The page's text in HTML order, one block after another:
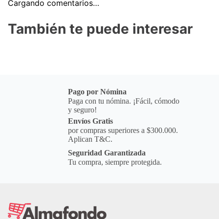
Cargando comentarios…
También te puede interesar
Pago por Nómina
Paga con tu nómina. ¡Fácil, cómodo
y seguro!
Envíos Gratis
por compras superiores a $300.000.
Aplican T&C.
Seguridad Garantizada
Tu compra, siempre protegida.